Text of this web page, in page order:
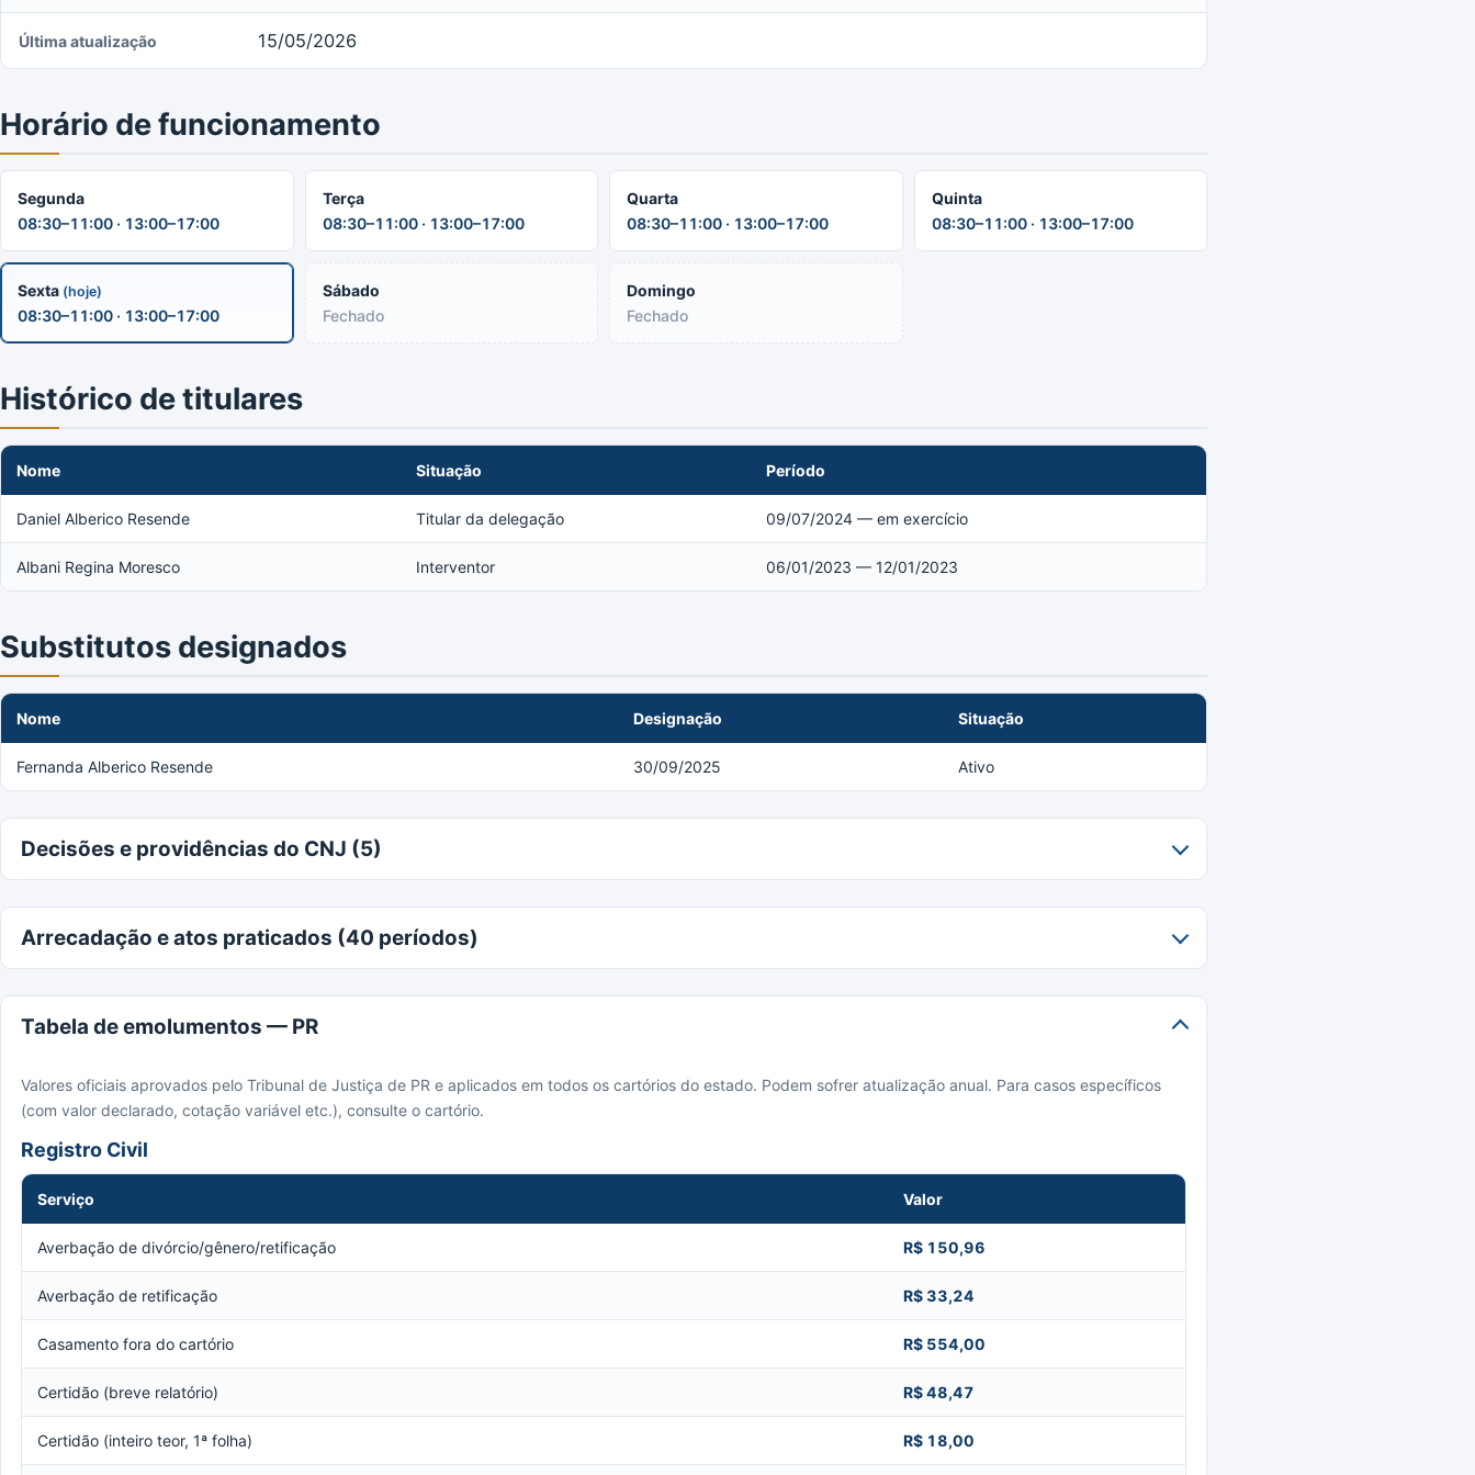
Última atualização 15/05/2026
Horário de funcionamento
Segunda
08:30–11:00 · 13:00–17:00
Terça
08:30–11:00 · 13:00–17:00
Quarta
08:30–11:00 · 13:00–17:00
Quinta
08:30–11:00 · 13:00–17:00
Sexta (hoje)
08:30–11:00 · 13:00–17:00
Sábado
Fechado
Domingo
Fechado
Histórico de titulares
Nome Situação Período
Daniel Alberico Resende Titular da delegação 09/07/2024 — em exercício
Albani Regina Moresco Interventor 06/01/2023 — 12/01/2023
Substitutos designados
Nome Designação Situação
Fernanda Alberico Resende 30/09/2025 Ativo
Decisões e providências do CNJ (5)
Arrecadação e atos praticados (40 períodos)
Tabela de emolumentos — PR
Valores oficiais aprovados pelo Tribunal de Justiça de PR e aplicados em todos os cartórios do estado. Podem sofrer atualização anual. Para casos específicos
(com valor declarado, cotação variável etc.), consulte o cartório.
Registro Civil
Serviço Valor
Averbação de divórcio/gênero/retificação R$ 150,96
Averbação de retificação R$ 33,24
Casamento fora do cartório R$ 554,00
Certidão (breve relatório) R$ 48,47
Certidão (inteiro teor, 1ª folha) R$ 18,00